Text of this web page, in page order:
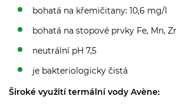
bohatá na křemičitany: 10,6 mg/l
bohatá na stopové prvky Fe, Mn,
neutrální pH 7,5
je bakteriologicky čistá
Široké využití termální vody Avène: